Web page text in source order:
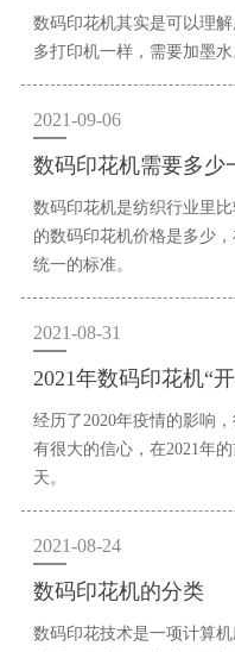
数码印花机其实是可以理
多打印机一样，需要加墨水
2021-09-06
数码印花机需要多少
数码印花机是纺织行业里
的数码印花机价格是多少
统一的标准。
2021-08-31
2021年数码印花机“
经历了2020年疫情的影响
有很大的信心，在2021年
天。
2021-08-24
数码印花机的分类
数码印花技术是一项计算